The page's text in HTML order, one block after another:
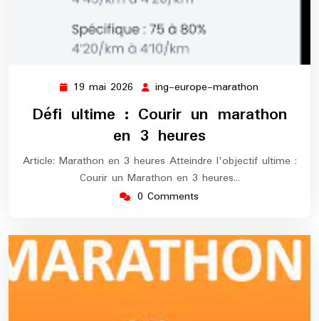
19 mai 2026 19
mai
2026
ing-europe-marathon
europe-
marathon
Défi ultime : Courir un marathon
en 3 heures
Article: Marathon en 3 heures Atteindre l'objectif ultime :
Courir un Marathon en 3 heures…
0 Comments